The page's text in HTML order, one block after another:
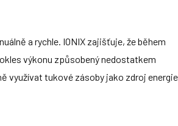
a rychle. IONIX zajišťuje, že během
výkonu způsobený nedostatkem
využívat tukové zásoby jako zdroj